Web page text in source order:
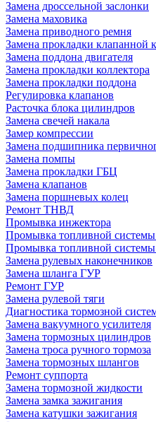
Замена дроссельной заслонки
Замена маховика
Замена приводного ремня
Замена прокладки клапанной
Замена поддона двигателя
Замена прокладки коллектора
Замена прокладки поддона
Регулировка клапанов
Расточка блока цилиндров
Замена свечей накала
Замер компрессии
Замена подшипника
Замена помпы
Замена прокладки ГБЦ
Замена клапанов
Замена поршневых колец
Ремонт ТНВД
Промывка инжектора
Промывка топливной системы
Промывка топливной системы
Замена рулевых наконечников
Замена шланга ГУР
Ремонт ГУР
Замена рулевой тяги
Диагностика тормозной
Замена вакуумного усилителя
Замена тормозных цилиндров
Замена троса ручного тормоза
Замена тормозных шлангов
Ремонт суппорта
Замена тормозной жидкости
Замена замка зажигания
Замена катушки зажигания